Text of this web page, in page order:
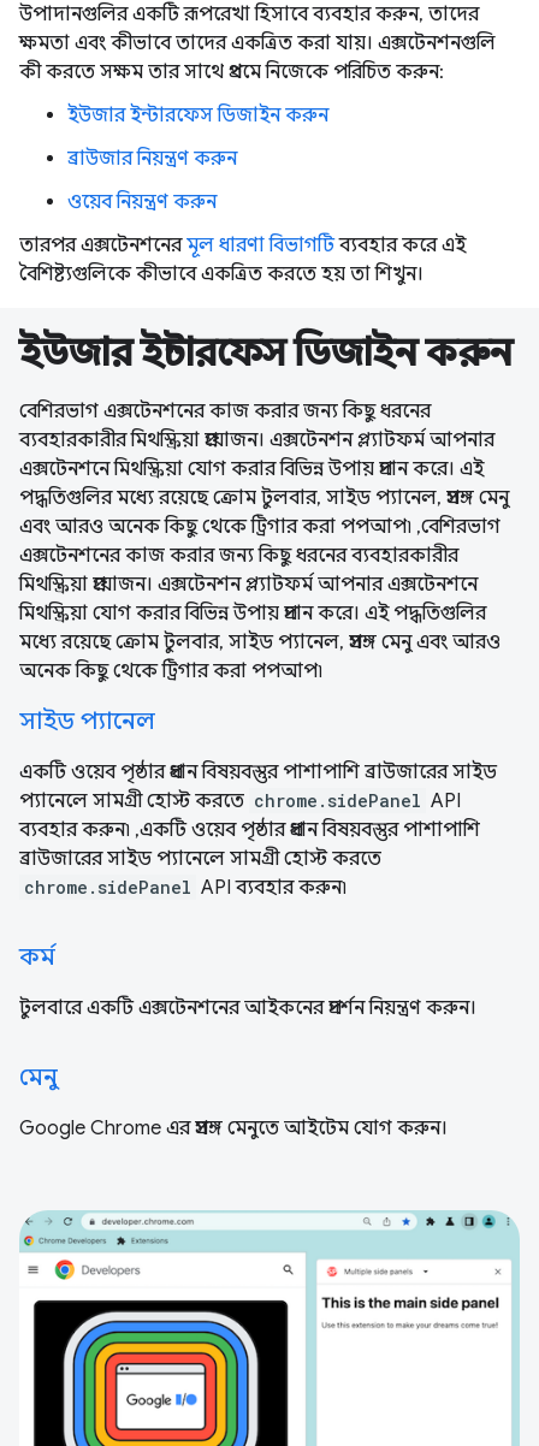
উপাদানগুলির একটি রূপরেখা হিসাবে ব্যবহার করুন, তাদের
ক্ষমতা এবং কীভাবে তাদের একত্রিত করা যায়। এক্সটেনশনগুলি
কী করতে সক্ষম তার সাথে প্রথমে নিজেকে পরিচিত করুন:
ইউজার ইন্টারফেস ডিজাইন করুন
ব্রাউজার নিয়ন্ত্রণ করুন
ওয়েব নিয়ন্ত্রণ করুন
তারপর এক্সটেনশনেরমূল ধারণা বিভাগটিব্যবহার করে এই
বৈশিষ্ট্যগুলিকে কীভাবে একত্রিত করতে হয় তা শিখুন।
ইউজার ইন্টারফেস ডিজাইন করুন
বেশিরভাগ এক্সটেনশনের কাজ করার জন্য কিছু ধরনের
ব্যবহারকারীর মিথস্ক্রিয়া প্রয়োজন। এক্সটেনশন প্ল্যাটফর্ম আপনার
এক্সটেনশনে মিথস্ক্রিয়া যোগ করার বিভিন্ন উপায় প্রদান করে। এই
পদ্ধতিগুলির মধ্যে রয়েছে ক্রোম টুলবার, সাইড প্যানেল, প্রসঙ্গ মেনু
এবং আরও অনেক কিছু থেকে ট্রিগার করা পপআপ৷ ,বেশিরভাগ
এক্সটেনশনের কাজ করার জন্য কিছু ধরনের ব্যবহারকারীর
মিথস্ক্রিয়া প্রয়োজন। এক্সটেনশন প্ল্যাটফর্ম আপনার এক্সটেনশনে
মিথস্ক্রিয়া যোগ করার বিভিন্ন উপায় প্রদান করে। এই পদ্ধতিগুলির
মধ্যে রয়েছে ক্রোম টুলবার, সাইড প্যানেল, প্রসঙ্গ মেনু এবং আরও
অনেক কিছু থেকে ট্রিগার করা পপআপ৷
সাইড প্যানেল
একটি ওয়েব পৃষ্ঠার প্রধান বিষয়বস্তুর পাশাপাশি ব্রাউজারের সাইড
প্যানেলে সামগ্রী হোস্ট করতে chrome.sidePanel API
ব্যবহার করুন৷ ,একটি ওয়েব পৃষ্ঠার প্রধান বিষয়বস্তুর পাশাপাশি
ব্রাউজারের সাইড প্যানেলে সামগ্রী হোস্ট করতে
chrome.sidePanel API ব্যবহার করুন৷
কর্ম
টুলবারে একটি এক্সটেনশনের আইকনের প্রদর্শন নিয়ন্ত্রণ করুন।
মেনু
Google Chrome এর প্রসঙ্গ মেনুতে আইটেম যোগ করুন।